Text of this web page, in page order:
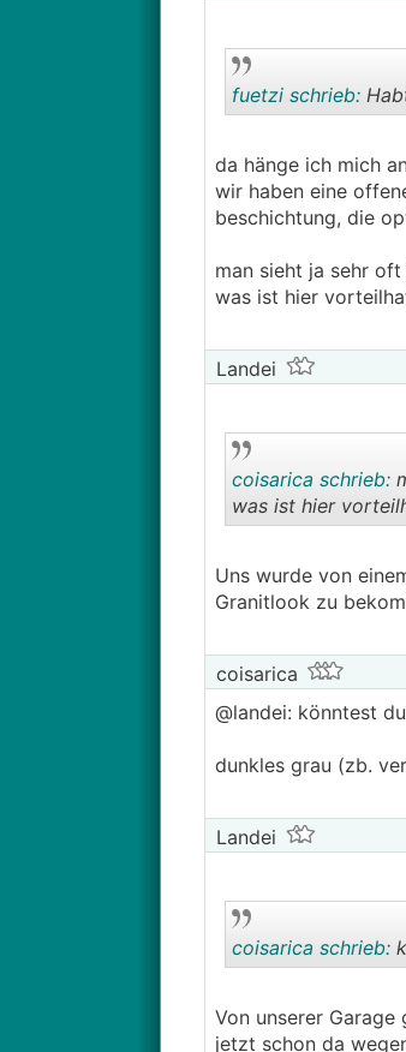
fuetzi schrieb:
da hänge ich mich
wir haben eine
beschichtung, die
man sieht ja sehr
was ist hier
Landei
coisarica schrieb:
was ist hier
Uns wurde von
Granitlook zu
coisarica
@landei: könntest
dunkles grau (zb.
Landei
coisarica schrieb:
Von unserer
jetzt schon da